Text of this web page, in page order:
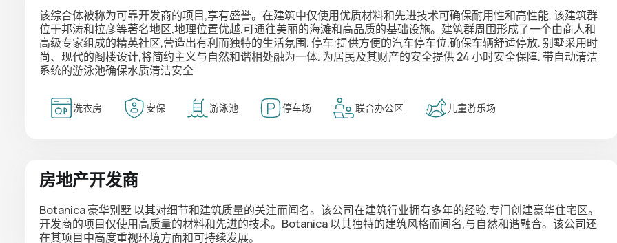
该综合体被称为可靠开发商的项目,享有盛誉。在建筑中仅使用优质材料和先进技术可确保耐用性和高性能. 该建筑群
位于邦涛和拉彦等著名地区,地理位置优越,可通往美丽的海滩和高品质的基础设施。建筑群周围形成了一个由商人和
高级专家组成的精英社区,营造出有利而独特的生活氛围. 停车:提供方便的汽车停车位,确保车辆舒适停放. 别墅采用时
尚、现代的阁楼设计,将简约主义与自然和谐相处融为一体. 为居民及其财产的安全提供 24 小时安全保障. 带自动清洁
系统的游泳池确保水质清洁安全
洗衣房 安保 游泳池 停车场 联合办公区 儿童游乐场
房地产开发商
Botanica 豪华别墅以其对细节和建筑质量的关注而闻名。该公司在建筑行业拥有多年的经验,专门创建豪华住宅区。
开发商的项目仅使用高质量的材料和先进的技术。Botanica 以其独特的建筑风格而闻名,与自然和谐融合。该公司还
在其项目中高度重视环境方面和可持续发展。